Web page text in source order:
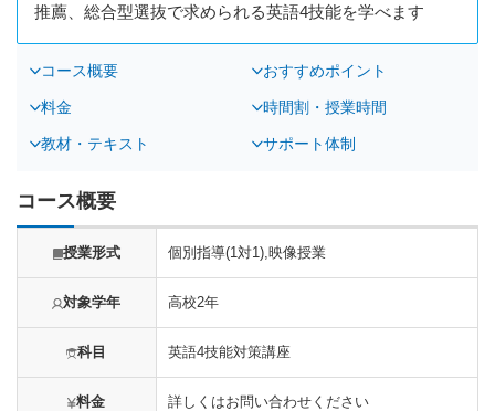
推薦、総合型選抜で求められる英語4技能を学べます
コース概要 おすすめポイント
料金 時間割・授業時間
教材・テキスト サポート体制
コース概要
授業形式 個別指導(1対1),映像授業
対象学年 高校2年
科目 英語4技能対策講座
料金 詳しくはお問い合わせください